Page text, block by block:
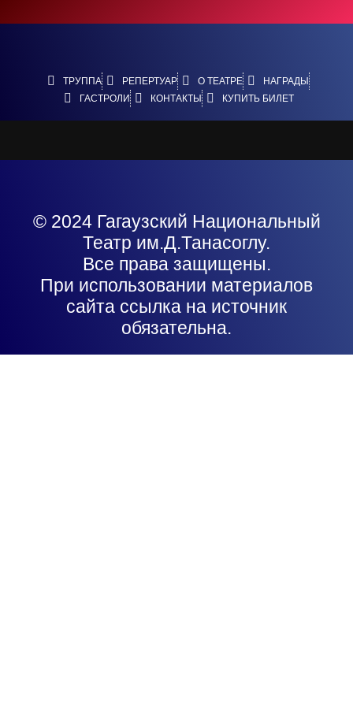
ТРУППА РЕПЕРТУАР О ТЕАТРЕ
НАГРАДЫ
ГАСТРОЛИ
КОНТАКТЫ КУПИТЬ БИЛЕТ
© 2024 Гагаузский Национальный
Театр им.Д.Танасоглу.
Все права защищены.
При использовании материалов
сайта ссылка на источник
обязательна.